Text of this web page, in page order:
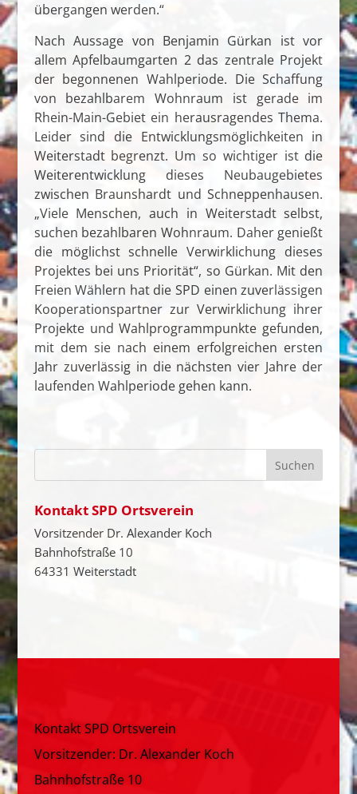
übergangen werden.“
Nach Aussage von Benjamin Gürkan ist vor
allem Apfelbaumgarten 2 das zentrale Projekt
der begonnenen Wahlperiode. Die Schaffung
von bezahlbarem Wohnraum ist gerade im
Rhein-Main-Gebiet ein herausragendes Thema.
Leider sind die Entwicklungsmöglichkeiten in
Weiterstadt begrenzt. Um so wichtiger ist die
Weiterentwicklung dieses Neubaugebietes
zwischen Braunshardt und Schneppenhausen.
„Viele Menschen, auch in Weiterstadt selbst,
suchen bezahlbaren Wohnraum. Daher genießt
die möglichst schnelle Verwirklichung dieses
Projektes bei uns Priorität“, so Gürkan. Mit den
Freien Wählern hat die SPD einen zuverlässigen
Kooperationspartner zur Verwirklichung ihrer
Projekte und Wahlprogrammpunkte gefunden,
mit dem sie nach einem erfolgreichen ersten
Jahr zuverlässig in die nächsten vier Jahre der
laufenden Wahlperiode gehen kann.
Kontakt SPD Ortsverein
Vorsitzender Dr. Alexander Koch
Bahnhofstraße 10
64331 Weiterstadt
Kontakt SPD Ortsverein
Vorsitzender: Dr. Alexander Koch
Bahnhofstraße 10